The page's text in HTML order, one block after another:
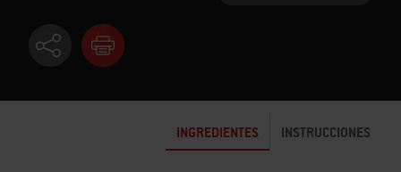
INGREDIENTES INSTRUCCIONES